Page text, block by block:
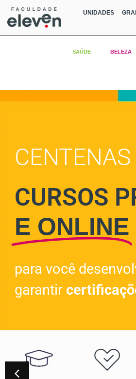
UNIDADES
SAÚDE BELEZA
CENTENAS
CURSOS
E ONLINE
para você
garantir